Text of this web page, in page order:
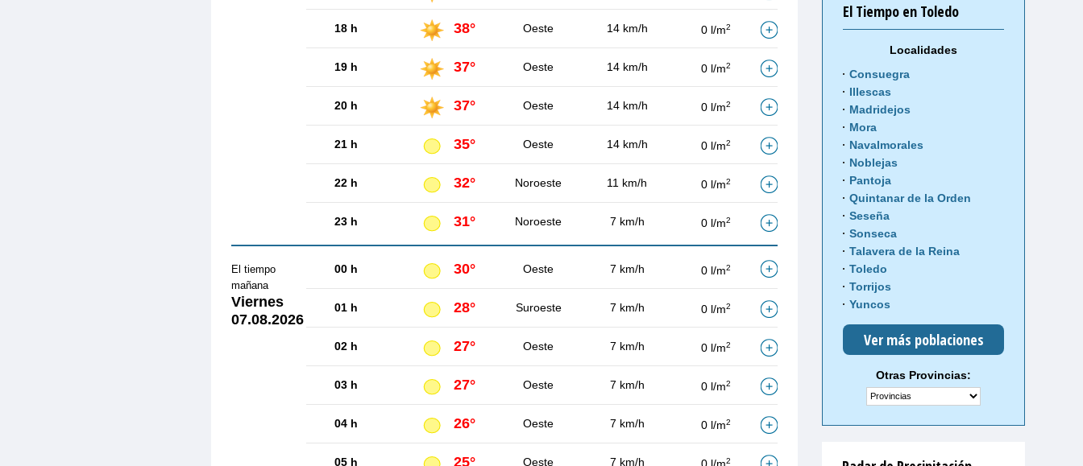
18 h 38° Oeste 14 km/h 0 l/m2
19 h 37° Oeste 14 km/h 0 l/m2
20 h 37° Oeste 14 km/h 0 l/m2
21 h 35° Oeste 14 km/h 0 l/m2
22 h 32° Noroeste 11 km/h 0 l/m2
23 h 31° Noroeste 7 km/h 0 l/m2
El tiempo
mañana
Viernes
07.08.2026
00 h 30° Oeste 7 km/h 0 l/m2
01 h 28° Suroeste 7 km/h 0 l/m2
02 h 27° Oeste 7 km/h 0 l/m2
03 h 27° Oeste 7 km/h 0 l/m2
04 h 26° Oeste 7 km/h 0 l/m2
05 h 25° Oeste 7 km/h 0 l/m2
El Tiempo en Toledo
Localidades
Consuegra
Illescas
Madridejos
Mora
Navalmorales
Noblejas
Pantoja
Quintanar de la Orden
Seseña
Sonseca
Talavera de la Reina
Toledo
Torrijos
Yuncos
Ver más poblaciones
Otras Provincias: